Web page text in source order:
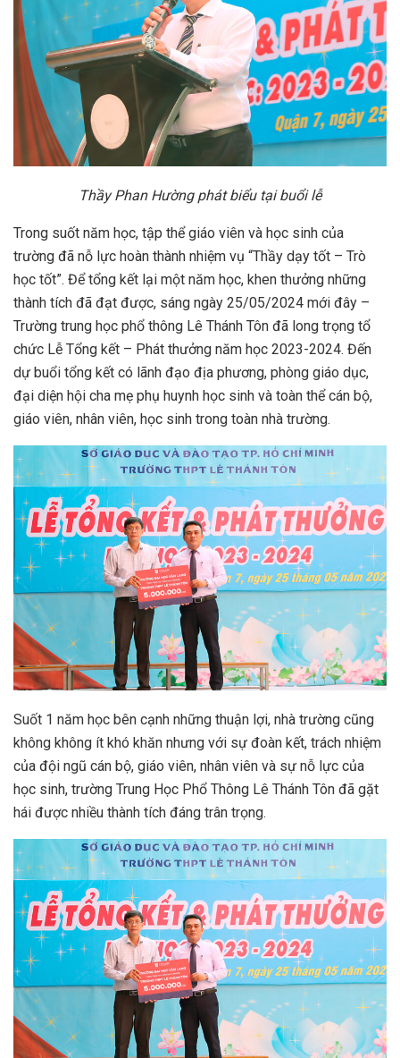
Thầy Phan Hường phát biểu tại buổi lễ
Trong suốt năm học, tập thể giáo viên và học sinh của
trường đã nỗ lực hoàn thành nhiệm vụ “Thầy dạy tốt – Trò
học tốt”. Để tổng kết lại một năm học, khen thưởng những
thành tích đã đạt được, sáng ngày 25/05/2024 mới đây –
Trường trung học phổ thông Lê Thánh Tôn đã long trọng tổ
chức Lễ Tổng kết – Phát thưởng năm học 2023-2024. Đến
dự buổi tổng kết có lãnh đạo địa phương, phòng giáo dục,
đại diện hội cha mẹ phụ huynh học sinh và toàn thể cán bộ,
giáo viên, nhân viên, học sinh trong toàn nhà trường.
Suốt 1 năm học bên cạnh những thuận lợi, nhà trường cũng
không không ít khó khăn nhưng với sự đoàn kết, trách nhiệm
của đội ngũ cán bộ, giáo viên, nhân viên và sự nỗ lực của
học sinh, trường Trung Học Phổ Thông Lê Thánh Tôn đã gặt
hái được nhiều thành tích đáng trân trọng.